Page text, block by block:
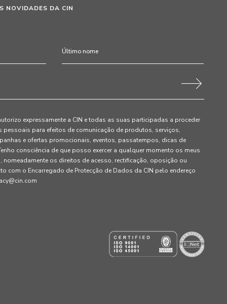
NOVIDADES DA CIN
expressamente a CIN e todas as suas participadas a proceder
para efeitos de comunicação de produtos, serviços,
e ofertas promocionais, eventos, passatempos, dicas de
consciência de que posso exercer a qualquer momento os meus
os direitos de acesso, rectificação, oposição ou
com o Encarregado de Protecção de Dados da CIN pelo endereço